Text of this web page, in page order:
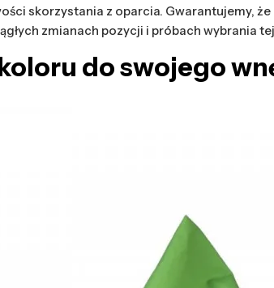
skorzystania z oparcia. Gwarantujemy,
zmianach pozycji i próbach wybrania
do swojego